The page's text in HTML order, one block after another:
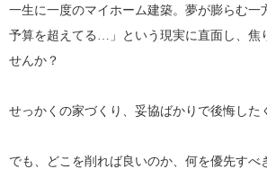
一生に一度のマイホーム建築。夢が膨らむ一
予算を超えてる…」という現実に直面し、焦
せんか？
せっかくの家づくり、妥協ばかりで後悔した
でも、どこを削れば良いのか、何を優先すべ